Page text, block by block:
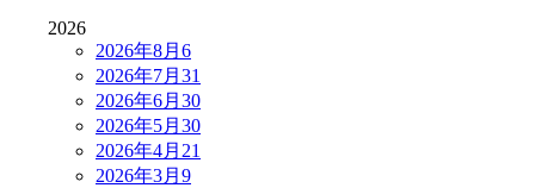
2026
2026年8月 6
2026年7月 31
2026年6月 30
2026年5月 30
2026年4月 21
2026年3月 9